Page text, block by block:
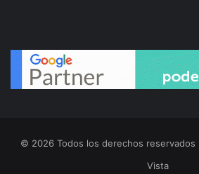
© 2026 Todos los derechos reservados |
Vista